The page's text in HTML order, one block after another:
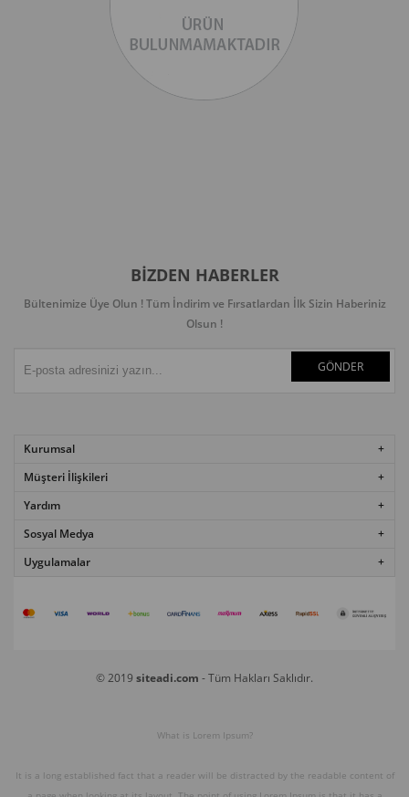
BIZDEN HABERLER
Bültenimize Üye Olun ! Tüm İndirim ve Fırsatlardan İlk Sizin Haberiniz
Olsun !
GÖNDER
Kurumsal
Müşteri İlişkileri
Yardım
Sosyal Medya
Uygulamalar
© 2019 siteadi.com - Tüm Hakları Saklıdır.
What is Lorem Ipsum?
It is a long established fact that a reader will be distracted by the readable content of